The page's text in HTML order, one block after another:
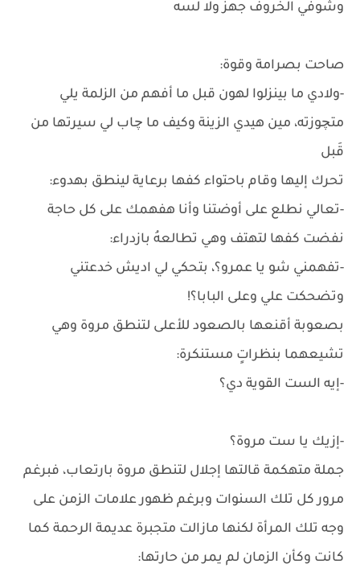
وشوفي الخروف جهز ولا لسه
صاحت بصرامة وقوة:
-ولادي ما بينزلوا لهون قبل ما أفهم من الزلمة يلي
متچوزته، مين هيدي الزينة وكيف ما چاب لي سيرتها من
قَبل
تحرك إليها وقام باحتواء كفها برعاية لينطق بهدوء:
-تعالي نطلع على أوضتنا وأنا هفهمك على كل حاجة
نفضت كفها لتهتف وهي تطالعهُ بازدراء:
-تفهمني شو يا عمرو؟، بتحكي لي اديش خدعتني
وتضحكت علي وعلى البابا؟!
بصعوبة أقنعها بالصعود للأعلى لتنطق مروة وهي
تشيعهما بنظراتٍ مستنكرة:
-إيه الست القوية دي؟
-إزيك يا ست مروة؟
جملة متهكمة قالتها إجلال لتنطق مروة بارتعاب، فبرغم
مرور كل تلك السنوات وبرغم ظهور علامات الزمن على
وجه تلك المرأة لكنها مازالت متجبرة عديمة الرحمة كما
كانت وكأن الزمان لم يمر من حارتها: